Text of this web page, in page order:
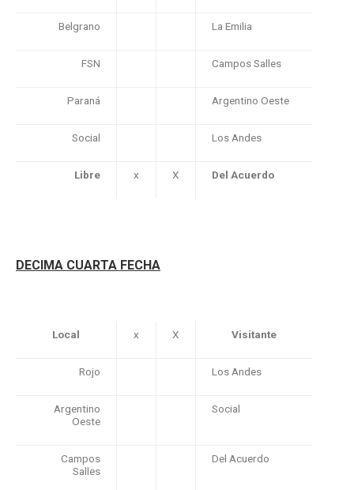
Belgrano La Emilia
FSN Campos Salles
Paraná Argentino Oeste
Social Los Andes
Libre x X Del Acuerdo
DECIMA CUARTA FECHA
Local x X Visitante
Rojo Los Andes
Argentino
Oeste
Social
Campos
Salles
Del Acuerdo